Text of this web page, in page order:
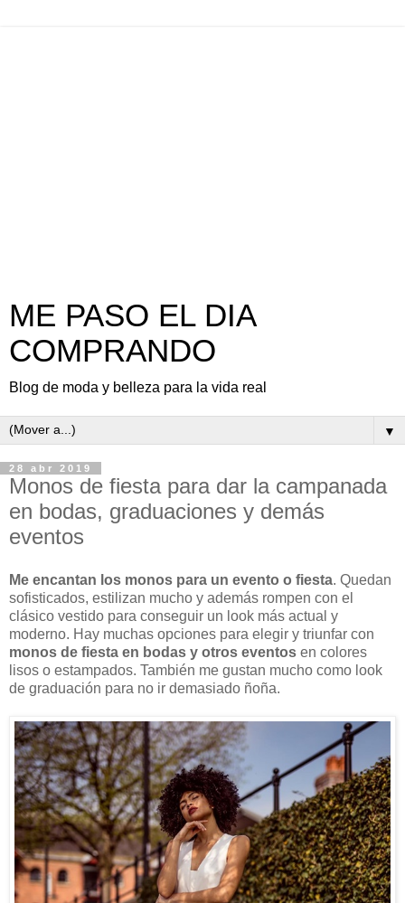
ME PASO EL DIA
COMPRANDO
Blog de moda y belleza para la vida real
▼
28 abr 2019
Monos de fiesta para dar la campanada
en bodas, graduaciones y demás
eventos
Me encantan los monos para un evento o fiesta. Quedan
sofisticados, estilizan mucho y además rompen con el
clásico vestido para conseguir un look más actual y
moderno. Hay muchas opciones para elegir y triunfar con
monos de fiesta en bodas y otros eventos en colores
lisos o estampados. También me gustan mucho como look
de graduación para no ir demasiado ñoña.